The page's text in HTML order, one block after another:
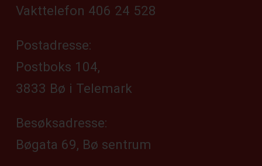
Vakttelefon 406 24 528
Postadresse:
Postboks 104,
3833 Bø i Telemark
Besøksadresse:
Bøgata 69, Bø sentrum